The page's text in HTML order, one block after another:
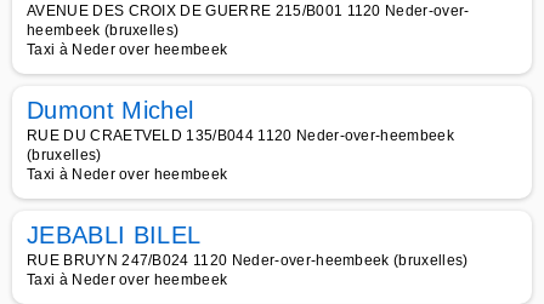
AVENUE DES CROIX DE GUERRE 215/B001 1120 Neder-over-
heembeek (bruxelles)
Taxi à Neder over heembeek
Dumont Michel
RUE DU CRAETVELD 135/B044 1120 Neder-over-heembeek
(bruxelles)
Taxi à Neder over heembeek
JEBABLI BILEL
RUE BRUYN 247/B024 1120 Neder-over-heembeek (bruxelles)
Taxi à Neder over heembeek